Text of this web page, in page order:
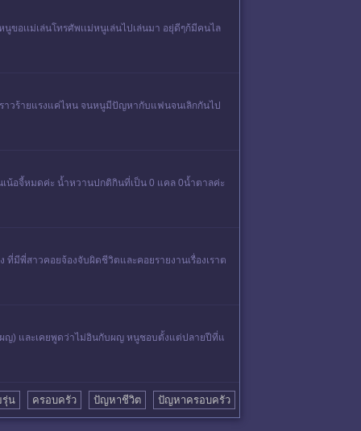
ขอเเม่เล่นโทรศัพเเม่หนูเล่นไปเล่นมา อยุ่ดีๆก้มีคนไล
าวร้ายแรงแค่ไหน จนหนูมีปัญหากับแฟนจนเลิกกันไป
น้อจี้หมดค่ะ น้ำหวานปกติกินที่เป็น 0 แคล 0น้ำตาลค่ะ
ที่มีพี่สาวคอยจ้องจับผิดชีวิตและคอยรายงานเรื่องเราต
ญ) และเคยพูดว่าไม่อินกับผญ หนูชอบตั้งแต่ปลายปีที่แ
รุ่น ครอบครัว ปัญหาชีวิต ปัญหาครอบครัว